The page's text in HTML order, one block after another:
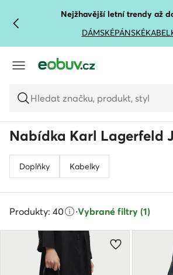
PŘEJÍT NA HLAVNÍ OBSAH
PŘEJÍT NA VYHLEDÁVÁNÍ
Nejžhavější letní trendy až
DÁMSKÉPÁNSKÉ
Hledat značku, produkt, styl
Nabídka Karl Lagerfeld
Doplňky Kabelky
Produkty: 40 ·Vybrané filtry (1)